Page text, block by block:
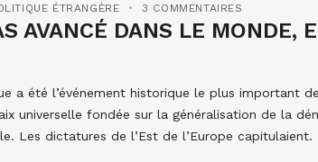
ÉTRANGÈRE 3 COMMENTAIRES
AVANCÉ DANS LE MONDE,
a été l’événement historique le plus important
universelle fondée sur la généralisation de la
Les dictatures de l’Est de l’Europe capitulaient.